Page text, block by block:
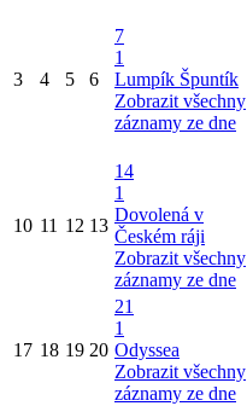
3 4 5 6
7
1
Lumpík Špuntík
Zobrazit všechny
záznamy ze dne
10 11 12 13
14
1
Dovolená v
Českém ráji
Zobrazit všechny
záznamy ze dne
17 18 19 20
21
1
Odyssea
Zobrazit všechny
záznamy ze dne